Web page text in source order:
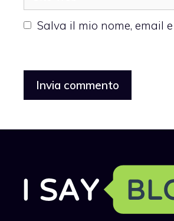
web
Salva il mio nome, email